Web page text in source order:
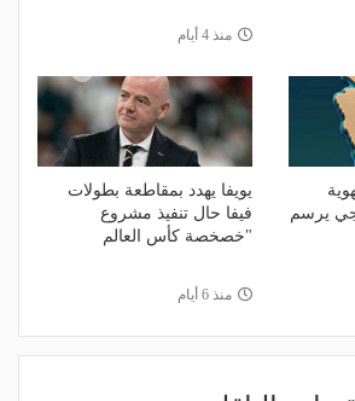
منذ 4 أيام
يرسم
يويفا يهدد بمقاطعة بطولات
فيفا حال تنفيذ مشروع
"خصخصة كأس العالم
منذ 6 أيام